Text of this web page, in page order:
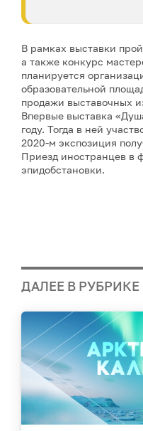
В рамках выставки
а также конкурс
планируется
образовательной
продажи выставочных
Впервые выставка
году. Тогда в ней
2020-м экспозиция
Приезд иностранцев в
эпидобстановки.
ДАЛЕЕ В РУБРИКЕ